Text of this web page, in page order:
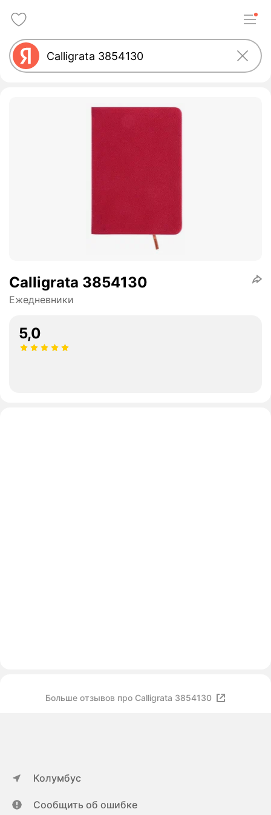
Calligrata 3854130
Ежедневники
5,0
Больше отзывов про Calligrata 3854130
Колумбус
Сообщить об ошибке